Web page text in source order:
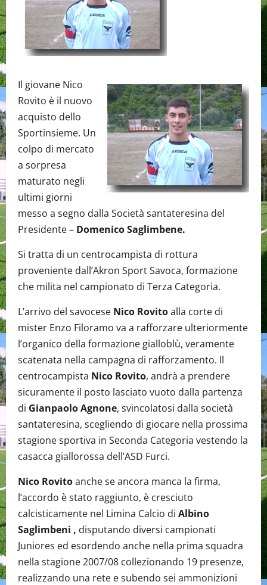
Il giovane Nico
Rovito è il nuovo
acquisto dello
Sportinsieme. Un
colpo di mercato
a sorpresa
maturato negli
ultimi giorni
messo a segno dalla Società santateresina del
Presidente – Domenico Saglimbene.
Si tratta di un centrocampista di rottura
proveniente dall’Akron Sport Savoca, formazione
che milita nel campionato di Terza Categoria.
L’arrivo del savocese Nico Rovitoalla corte di
mister Enzo Filoramo va a rafforzare ulteriormente
l’organico della formazione gialloblù, veramente
scatenata nella campagna di rafforzamento. Il
centrocampista Nico Rovito, andrà a prendere
sicuramente il posto lasciato vuoto dalla partenza
di Gianpaolo Agnone, svincolatosi dalla società
santateresina, scegliendo di giocare nella prossima
stagione sportiva in Seconda Categoria vestendo la
casacca giallorossa dell’ASD Furci.
Nico Rovitoanche se ancora manca la firma,
l’accordo è stato raggiunto, è cresciuto
calcisticamente nel Limina Calcio di Albino
Saglimbeni , disputando diversi campionati
Juniores ed esordendo anche nella prima squadra
nella stagione 2007/08 collezionando 19 presenze,
realizzando una rete e subendo sei ammonizioni